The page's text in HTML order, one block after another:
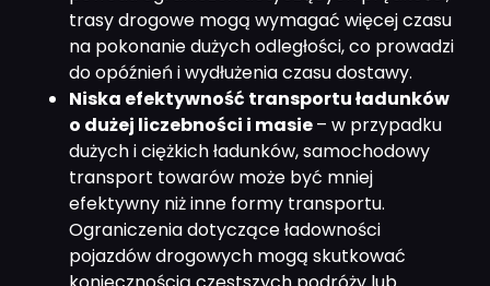
trasy drogowe mogą wymagać więcej czasu
na pokonanie dużych odległości, co prowadzi
do opóźnień i wydłużenia czasu dostawy.
Niska efektywność transportu ładunków
o dużej liczebności i masie– w przypadku
dużych i ciężkich ładunków, samochodowy
transport towarów może być mniej
efektywny niż inne formy transportu.
Ograniczenia dotyczące ładowności
pojazdów drogowych mogą skutkować